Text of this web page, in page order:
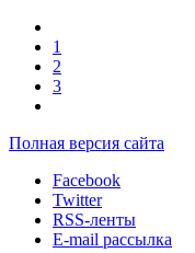
1
2
3
Полная версия сайта
Facebook
Twitter
RSS-ленты
E-mail рассылка